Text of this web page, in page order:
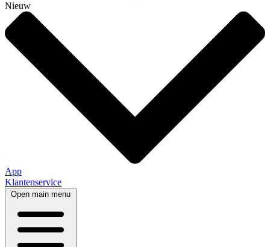
Nieuw
App
Klantenservice
Open main menu